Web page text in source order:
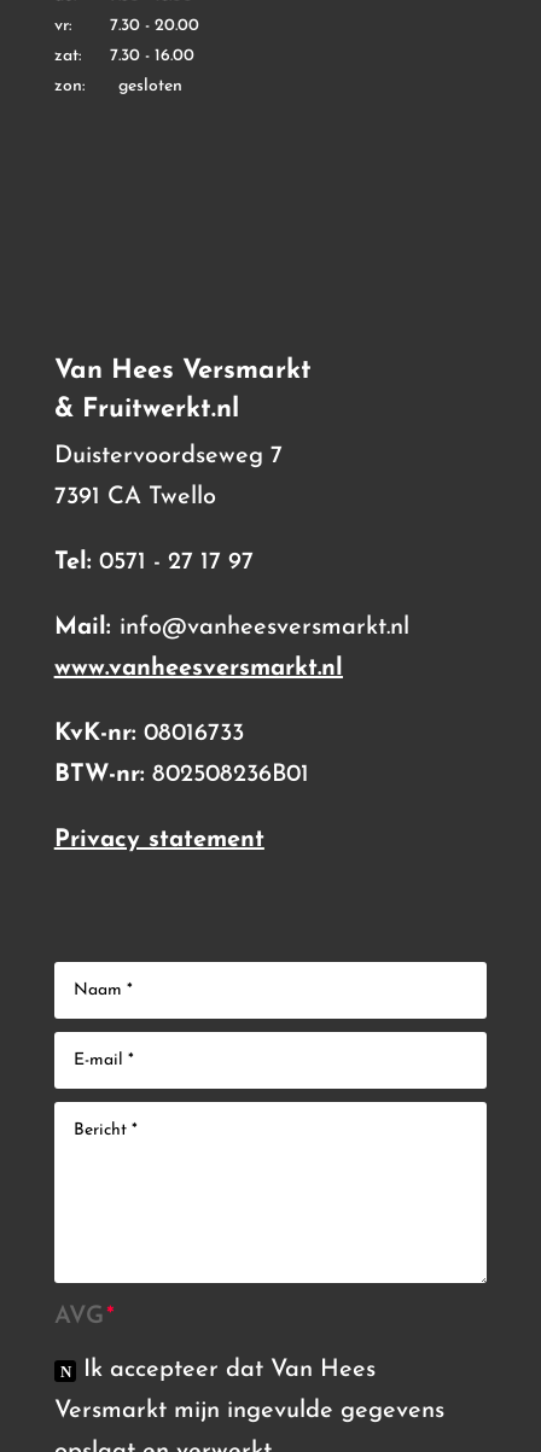
vr: 7.30 - 20.00
zat: 7.30 - 16.00
zon: gesloten
Van Hees Versmarkt
& Fruitwerkt.nl
Duistervoordseweg 7
7391 CA Twello
Tel: 0571 - 27 17 97
Mail: info@vanheesversmarkt.nl
www.vanheesversmarkt.nl
KvK-nr: 08016733
BTW-nr: 802508236B01
Privacy statement
AVG
Ik accepteer dat Van Hees
Versmarkt mijn ingevulde gegevens